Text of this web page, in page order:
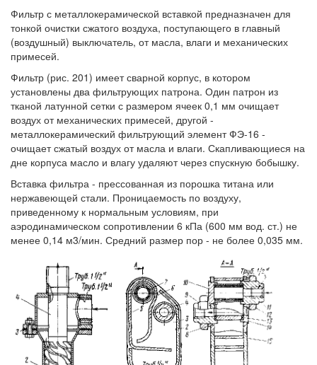
Фильтр с металлокерамической вставкой предназначен для
тонкой очистки сжатого воздуха, поступающего в главный
(воздушный) выключатель, от масла, влаги и механических
примесей.
Фильтр (рис. 201) имеет сварной корпус, в котором
установлены два фильтрующих патрона. Один патрон из
тканой латунной сетки с размером ячеек 0,1 мм очищает
воздух от механических примесей, другой -
металлокерамический фильтрующий элемент ФЭ-16 -
очищает сжатый воздух от масла и влаги. Скапливающиеся на
дне корпуса масло и влагу удаляют через спускную бобышку.
Вставка фильтра - прессованная из порошка титана или
нержавеющей стали. Проницаемость по воздуху,
приведенному к нормальным условиям, при
аэродинамическом сопротивлении 6 кПа (600 мм вод. ст.) не
менее 0,14 м3/мин. Средний размер пор - не более 0,035 мм.